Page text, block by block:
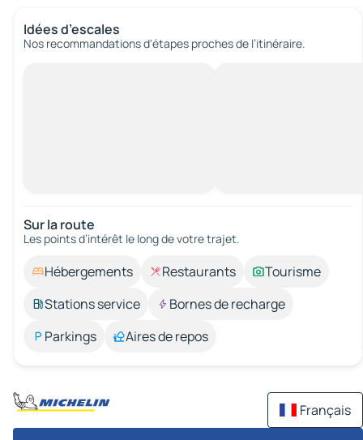
Idées d’escales
Nos recommandations d'étapes proches de l’itinéraire.
Sur la route
Les points d’intérêt le long de votre trajet.
Hébergements Restaurants
Tourisme
Stations service
Bornes de recharge
Parkings
Aires de repos
Français